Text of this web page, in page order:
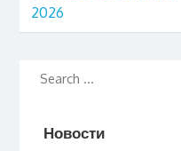
2026
Новости